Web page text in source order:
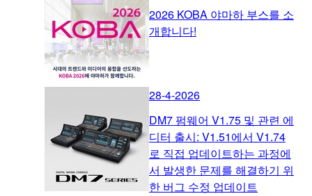
2026 KOBA 야마하 부스를 소
개합니다!
28-4-2026
DM7 펌웨어 V1.75 및 관련 에
디터 출시: V1.51에서 V1.74
로 직접 업데이트하는 과정에
서 발생한 문제를 해결하기 위
한 버그 수정 업데이트